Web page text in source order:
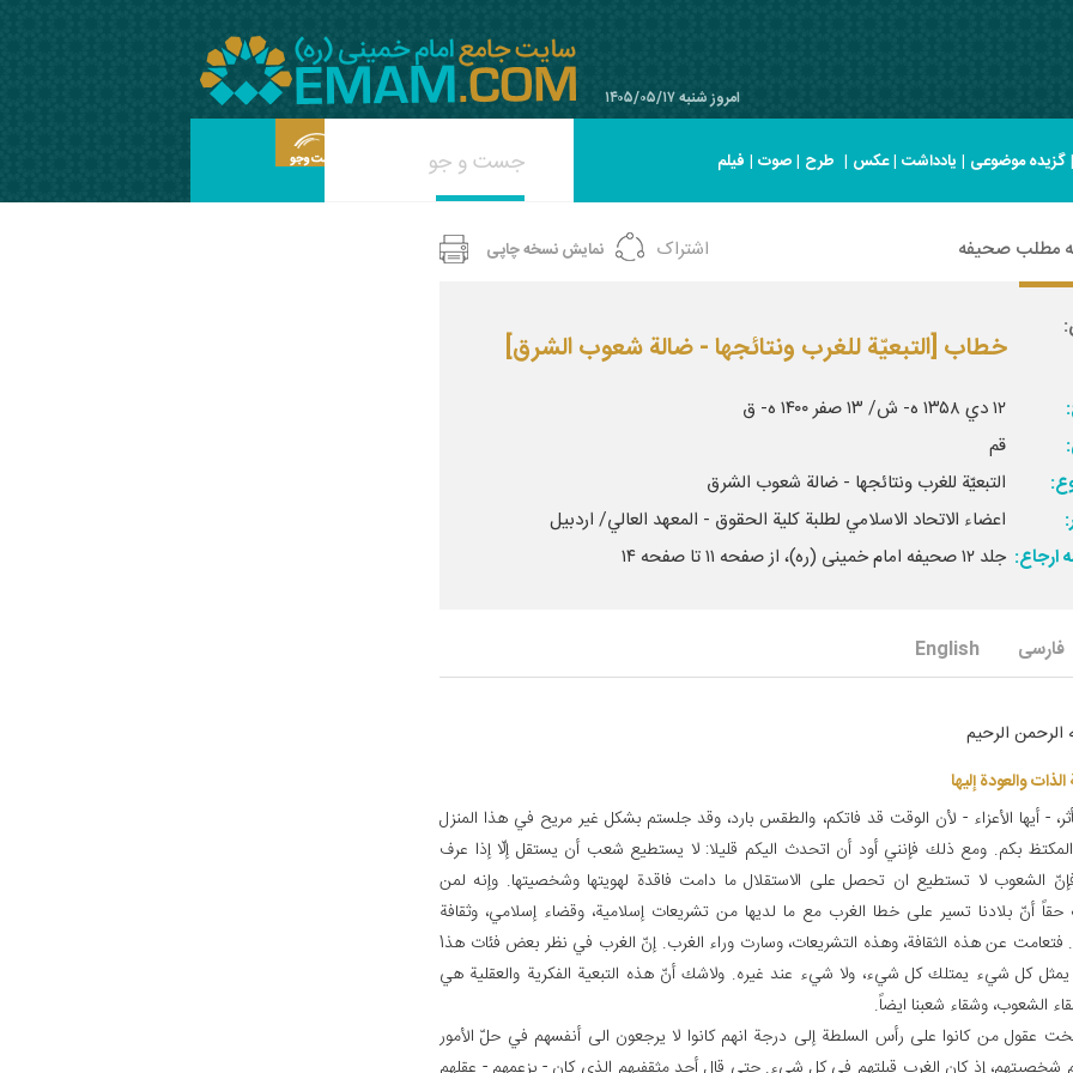
امروز شنبه ۱۴۰۵/۰۵/۱۷
|گزیده موضوعی | یادداشت |عکس | طرح |صوت | فیلم
مطلب صحیفه اشتراک نمایش نسخه چاپی
خطاب‏ [التبعيّة للغرب ونتائجها - ضالة شعوب الشرق‏]
۱۲ دي ۱۳۵۸ ه- ش/ ۱۳ صفر ۱۴۰۰ ه- ق‏
قم‏
التبعيّة للغرب ونتائجها - ضالة شعوب الشرق‏
اعضاء الاتحاد الاسلامي لطلبة كلية الحقوق - المعهد العالي/ اردبيل‏
ارجاع: جلد ۱۲ صحیفه امام خمینی (ره)، از صفحه ۱۱ تا صفحه ۱۴
فارسی English
الرحمن الرحيم‏
والعودة إليها
- أيها الأعزاء - لأن الوقت قد فاتكم، والطقس بارد، وقد جلستم بشكل غير مريح في هذا المنزل
بكم. ومع ذلك فإنني أود أن اتحدث اليكم قليلا: لا يستطيع شعب أن يستقل إلّا إذا عرف
الشعوب لا تستطيع ان تحصل على الاستقلال ما دامت فاقدة لهويتها وشخصيتها. وإنه لمن
أنّ بلادنا تسير على خطا الغرب مع ما لديها من تشريعات إسلامية، وقضاء إسلامي، وثقافة
إسلامية. فتعامت عن هذه الثقافة، وهذه التشريعات، وسارت وراء الغرب. إنّ الغرب في نظر بعض فئات هذ1
كل شي‏ء يمتلك كل شي‏ء، ولا شي‏ء عند غيره. ولاشك أنّ هذه التبعية الفكرية والعقلية هي
الشعوب، وشقاء شعبنا ايضاً.
عقول من كانوا على رأس السلطة إلى درجة انهم كانوا لا يرجعون الى أنفسهم في حلّ الأمور